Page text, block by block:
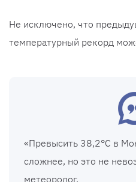
Не исключено, что
температурный рекорд
«Превысить 38,2°C в
сложнее, но это не
метеоролог.